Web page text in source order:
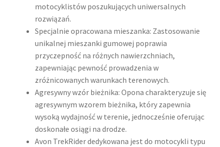
motocyklistów poszukujących uniwersalnych
rozwiązań.
Specjalnie opracowana mieszanka: Zastosowanie
unikalnej mieszanki gumowej poprawia
przyczepność na różnych nawierzchniach,
zapewniając pewność prowadzenia w
zróżnicowanych warunkach terenowych.
Agresywny wzór bieżnika: Opona charakteryzuje się
agresywnym wzorem bieżnika, który zapewnia
wysoką wydajność w terenie, jednocześnie oferując
doskonałe osiągi na drodze.
Avon TrekRider dedykowana jest do motocykli typu